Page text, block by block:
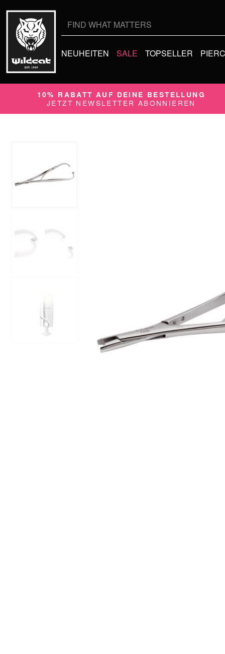
NEUHEITEN SALE TOPSELLER
10% RABATT AUF DEINE BESTELLUNG
JETZT NEWSLETTER ABONNIEREN